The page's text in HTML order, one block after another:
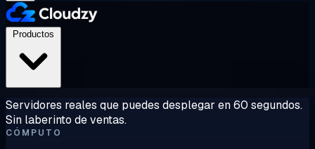
Servidores reales que puedes desplegar en 60 segundos.
Sin laberinto de ventas.
CÓMPUTO